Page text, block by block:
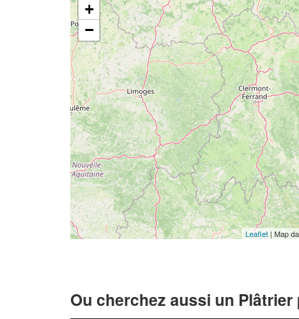
+
−
Leaflet | Map
Ou cherchez aussi un